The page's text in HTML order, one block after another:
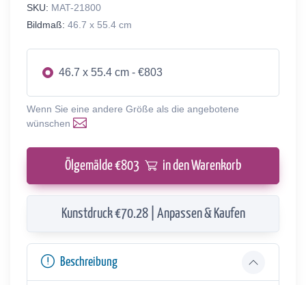
SKU: MAT-21800
Bildmaß: 46.7 x 55.4 cm
46.7 x 55.4 cm - €803
Wenn Sie eine andere Größe als die angebotene
wünschen
Ölgemälde €803 in den Warenkorb
Kunstdruck €70.28 | Anpassen & Kaufen
Beschreibung